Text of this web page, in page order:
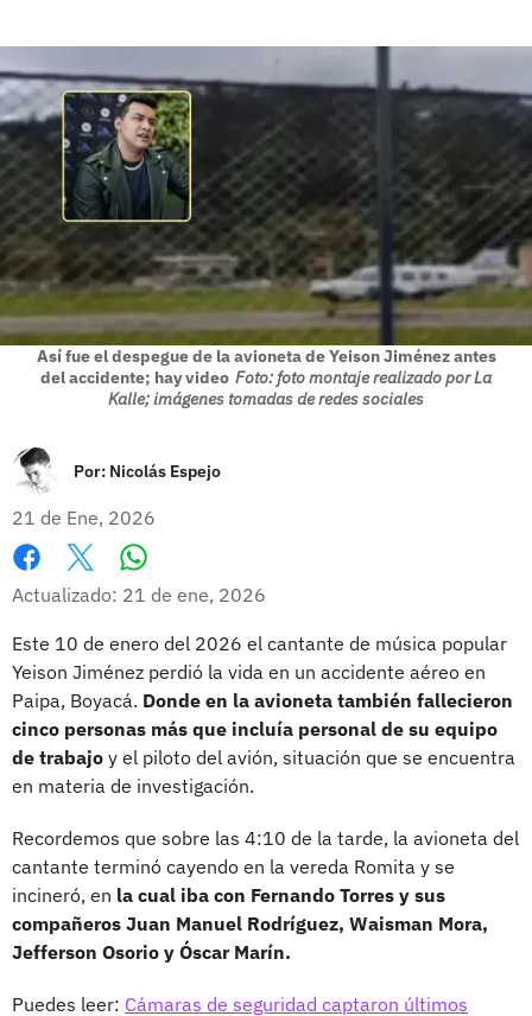
Así fue el despegue de la avioneta de Yeison Jiménez antes
del accidente; hay video Foto: foto montaje realizado por La
Kalle; imágenes tomadas de redes sociales
Por: Nicolás Espejo
21 de Ene, 2026
Facebook
X
Actualizado: 21 de ene, 2026
Este 10 de enero del 2026 el cantante de música popular
Yeison Jiménez perdió la vida en un accidente aéreo en
Paipa, Boyacá. Donde en la avioneta también fallecieron
cinco personas más que incluía personal de su equipo
de trabajo y el piloto del avión, situación que se encuentra
en materia de investigación.
Recordemos que sobre las 4:10 de la tarde, la avioneta del
cantante terminó cayendo en la vereda Romita y se
incineró, en la cual iba con Fernando Torres y sus
compañeros Juan Manuel Rodríguez, Waisman Mora,
Jefferson Osorio y Óscar Marín.
Puedes leer: Cámaras de seguridad captaron últimos